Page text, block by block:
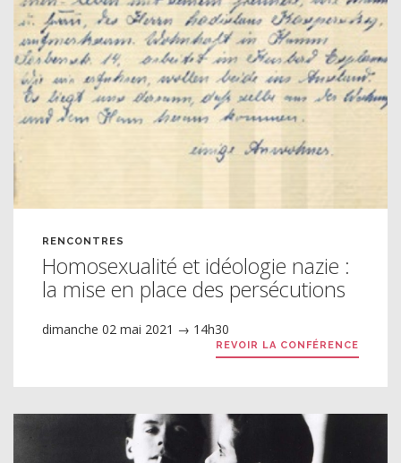
RENCONTRES
Homosexualité et idéologie nazie :
la mise en place des persécutions
dimanche 02 mai 2021 → 14h30
REVOIR LA CONFÉRENCE